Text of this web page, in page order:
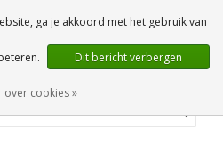
0 Artikelen
ga je akkoord met het gebruik van
Dit bericht verbergen
over cookies »